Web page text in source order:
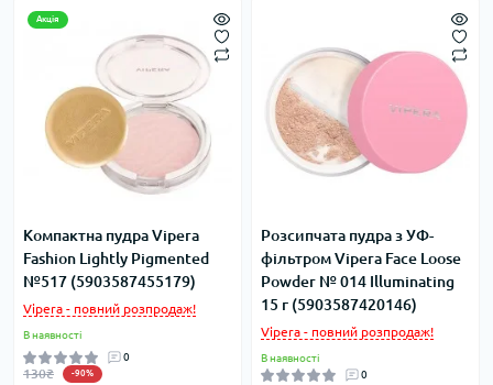
Акція
Компактна пудра Vipera
Fashion Lightly Pigmented
№517 (5903587455179)
Vipera - повний розпродаж!
В наявності
0
130₴ -90%
Розсипчата пудра з УФ-
фільтром Vipera Face Loose
Powder № 014 Illuminating
15 г (5903587420146)
Vipera - повний розпродаж!
В наявності
0